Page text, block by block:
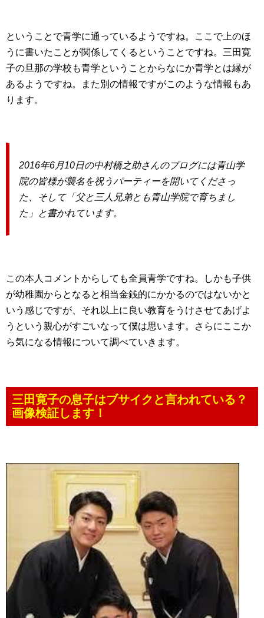
ということで青学に通っているようですね。ここで上のほ
うに書いたことが関係してくるということですね。三田寛
子の旦那の学校も青学ということからなにか青学とは縁が
あるようですね。また別の情報ですがこのような情報もあ
ります。
2016年6月10日の中村橋之助さんのブログには青山学
院の皆様が襲名を祝うパーティーを開いてくださっ
た、そして「父と三人兄弟とも青山学院で育ちまし
た」と書かれています。
この本人コメントからしても全員青学ですね。しかも子供
が幼稚園からとなると相当金銭的にかかるのではないかと
いう感じですが、それ以上に良い教育をうけさせてあげよ
うという親心がすごいなって僕は思います。さらにここか
ら気になる情報について調べていきます。
三田寛子の息子はブサイクと言われている？
画像検証します！